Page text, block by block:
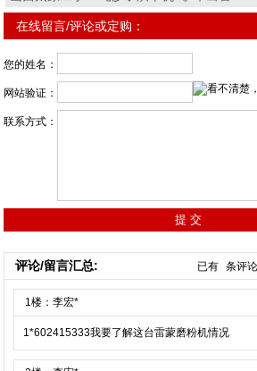
在线留言/评论或定购：
您的姓名：
网站验证：
联系方式：
评论/留言汇总: 已有 条评
1楼：李宏*
1*602415333我要了解这台雷蒙磨粉机情况